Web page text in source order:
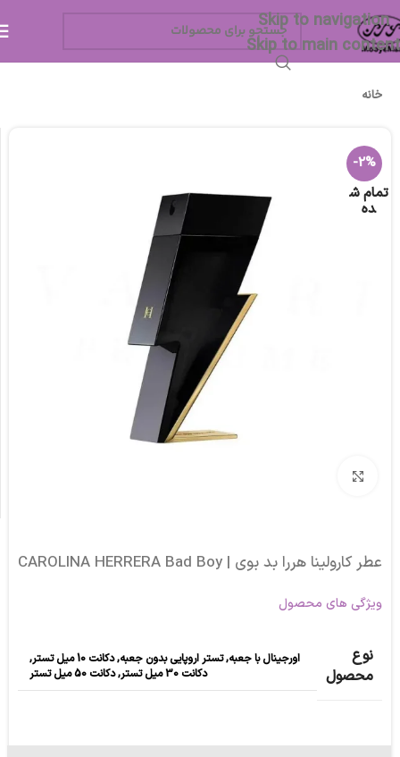
Skip to navigation
Skip to main content
خانه
-2%
تمام ش
ده
عطر کارولینا هررا بد بوی | CAROLINA HERRERA Bad Boy
ویژگی های محصول
نوع
محصول
اورجینال با جعبه,تستر اروپایی بدون جعبه,دکانت 10 میل تستر
,
دکانت 30 میل تستر
,دکانت 50 میل تستر